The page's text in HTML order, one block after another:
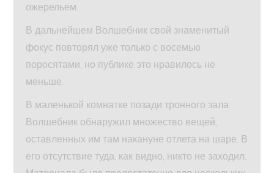
ожерельем.
В дальнейшем Волшебник свой знаменитый
фокус повторял уже только с восемью
поросятами, но публике это нравилось не
меньше.
В маленькой комнатке позади тронного зала
Волшебник обнаружил множество вещей,
оставленных им там накануне отлета на шаре. В
его отсутствие туда, как видно, никто не заходил.